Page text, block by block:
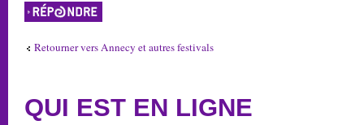
Répondre
Retourner vers Annecy et autres festivals
QUI EST EN LIGNE